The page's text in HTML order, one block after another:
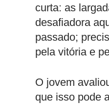
curta: as
desafiadora
passado;
pela vitória e
O jovem
que isso pode